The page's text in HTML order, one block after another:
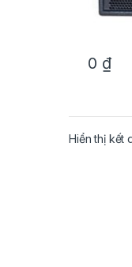
0 ₫
Hiển thị kết